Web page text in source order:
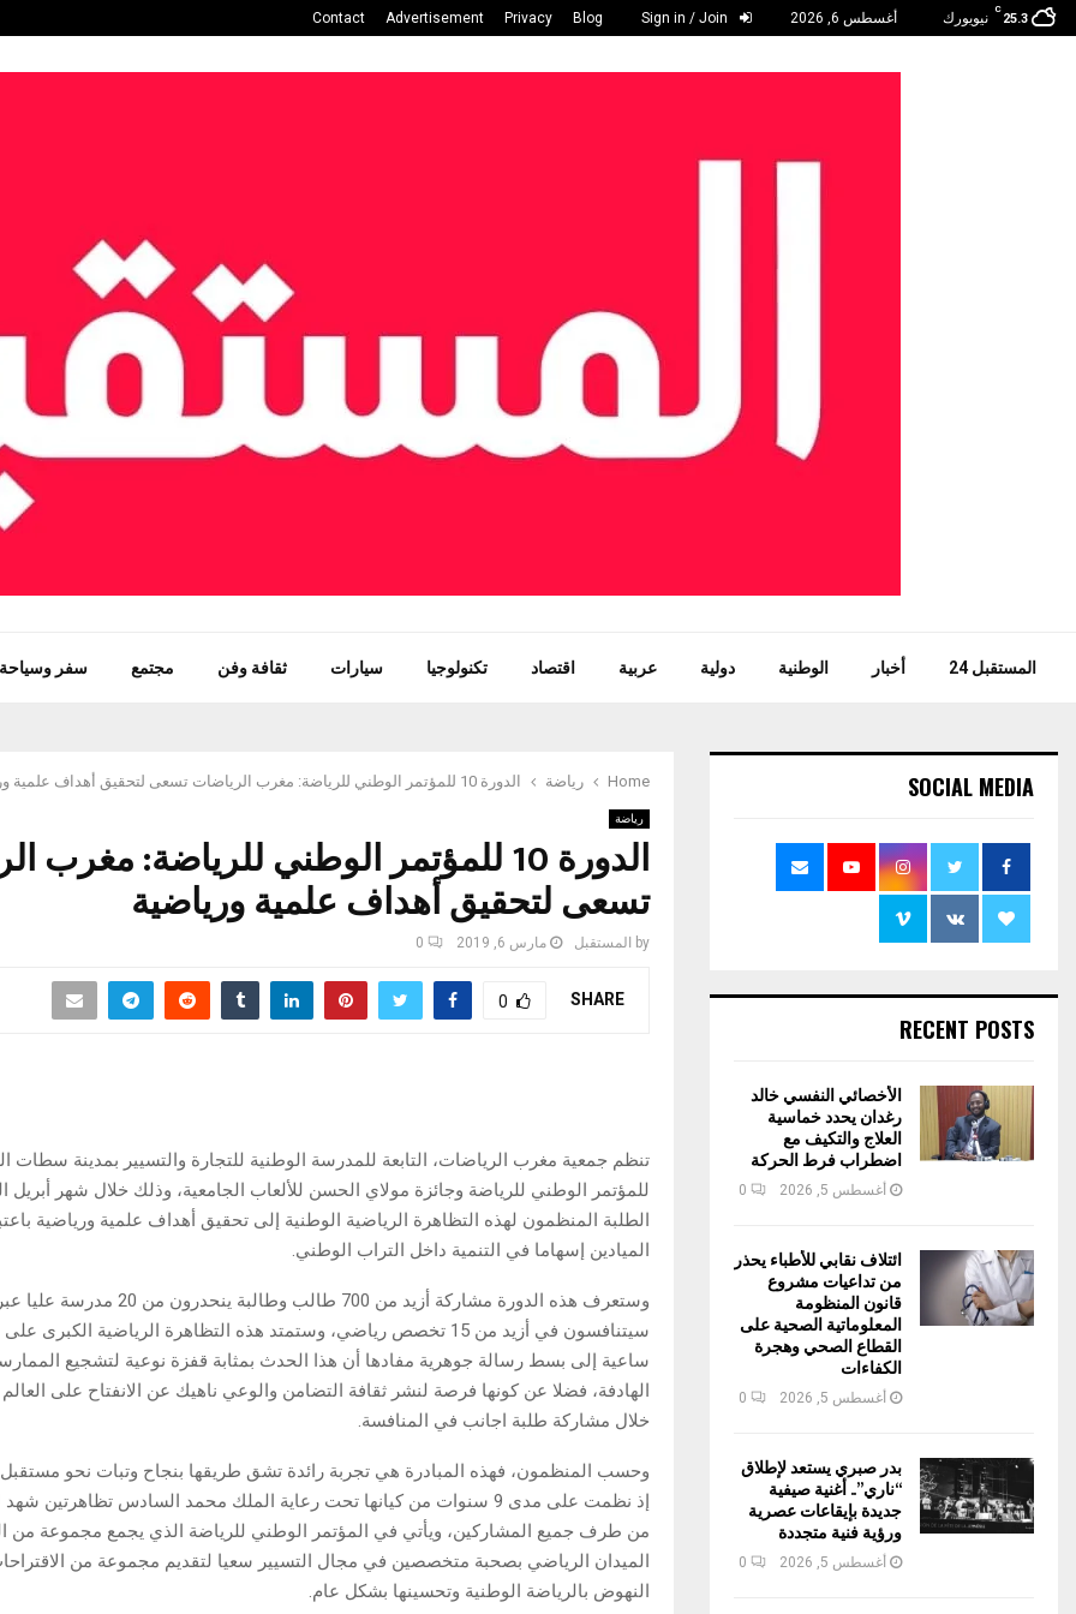
25.3
C
نيويورك أغسطس 6, 2026 Blog
Privacy
Advertisement
Contact
المستقبل 24 أخبار الوطنية دولية عربية اقتصاد تكنولوجيا سيارات ثقافة وفن مجتمع سفر وسياحة
Home رياضة الدورة 10 للمؤتمر الوطني للرياضة: مغرب الرياضات تسعى لتحقيق أهداف علمية ورياضية
رياضة
الدورة 10 للمؤتمر الوطني للرياضة: مغرب
تسعى لتحقيق أهداف علمية ورياضية
by المستقبل مارس 6, 2019 0
SHARE
0
للمؤتمر الوطني للرياضة وجائزة مولاي الحسن للألعاب الجامعية، وذلك خلال شهر أبريل
الطلبة المنظمون لهذه التظاهرة الرياضية الوطنية إلى تحقيق أهداف علمية ورياضية
الميادين إسهاما في التنمية داخل التراب الوطني.
وستعرف هذه الدورة مشاركة أزيد من 700 طالب
ساعية إلى بسط رسالة جوهرية مفادها أن هذا الحدث بمثابة قفزة نوعية لتشجيع
الهادفة، فضلا عن كونها فرصة لنشر ثقافة التضامن والوعي ناهيك عن الانفتاح على
خلال مشاركة طلبة اجانب في المنافسة.
وحسب المنظمون، فهذه المبادرة هي تجربة رائدة تشق طريقها بنجاح وتبات نحو
إذ نظمت على مدى 9 سنوات من كيانها تحت رعاية الملك محمد السادس تظاهرتين
من طرف جميع المشاركين، ويأتي في المؤتمر الوطني للرياضة الذي يجمع مجموعة من
الميدان الرياضي بصحبة متخصصين في مجال التسيير سعيا لتقديم مجموعة من
النهوض بالرياضة الوطنية وتحسينها بشكل عام.
SOCIAL MEDIA
RECENT POSTS
الأخصائي النفسي خالد
رغدان يحدد خماسية
العلاج والتكيف مع
اضطراب فرط الحركة
أغسطس 5, 2026 0
ائتلاف نقابي للأطباء يحذر
من تداعيات مشروع
قانون المنظومة
المعلوماتية الصحية على
القطاع الصحي وهجرة
الكفاءات
أغسطس 5, 2026 0
بدر صبري يستعد لإطلاق
“ناري”.. أغنية صيفية
جديدة بإيقاعات عصرية
ورؤية فنية متجددة
أغسطس 5, 2026 0